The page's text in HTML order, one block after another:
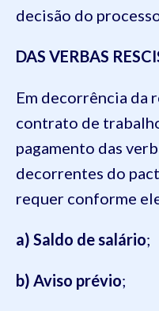
decisão do
DAS VERBAS
Em decorrência da
contrato de
pagamento das
decorrentes do
requer conforme
a) Saldo de salário;
b) Aviso prévio;